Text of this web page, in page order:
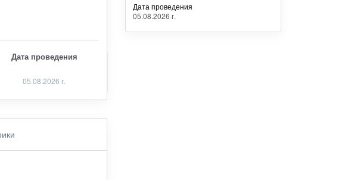
Дата проведения
05.08.2026 г.
Дата проведения
05.08.2026 г.